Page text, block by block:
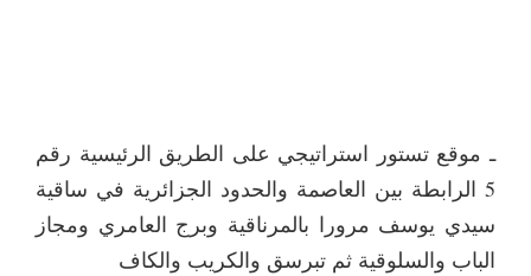
ـ موقع تستور استراتيجي على الطريق الرئيسية رقم
5 الرابطة بين العاصمة والحدود الجزائرية في ساقية
سيدي يوسف مرورا بالمرناقية وبرج العامري ومجاز
الباب والسلوقية ثم تبرسق والكريب والكاف